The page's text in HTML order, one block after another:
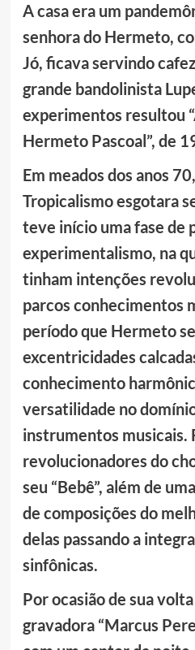
A casa era um
senhora do Hermeto,
Jó, ficava servindo
grande bandolinista
experimentos resultou
Hermeto Pascoal”, de
Em meados dos anos
Tropicalismo esgotara
teve início uma fase de
experimentalismo, na
tinham intenções
parcos conhecimentos
período que Hermeto
excentricidades
conhecimento
versatilidade no
instrumentos musicais.
revolucionadores do
seu “Bebê”, além de
de composições do
delas passando a
sinfônicas.
Por ocasião de sua
gravadora “Marcus